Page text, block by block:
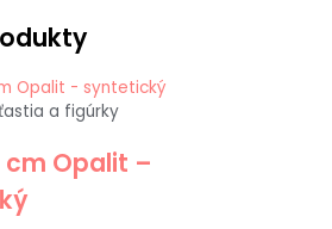
a figúrky
cm Opalit –